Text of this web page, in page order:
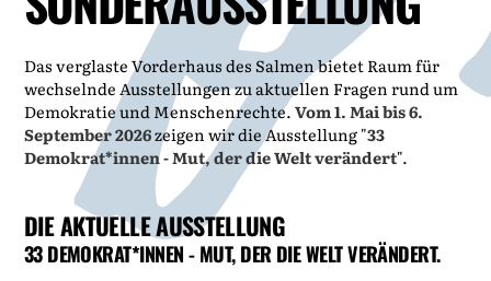
Das verglaste Vorderhaus des Salmen bietet Raum für
wechselnde Ausstellungen zu aktuellen Fragen rund um
Demokratie und Menschenrechte.Vom 1. Mai bis 6.
September 2026zeigen wir die Ausstellung "33
Demokrat*innen - Mut, der die Welt verändert".
DIE AKTUELLE AUSSTELLUNG
33 DEMOKRAT*INNEN - MUT, DER DIE WELT VERÄNDERT.